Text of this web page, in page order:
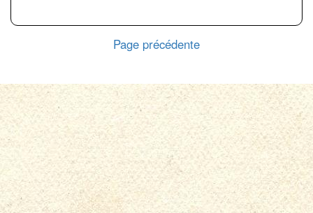
Page précédente